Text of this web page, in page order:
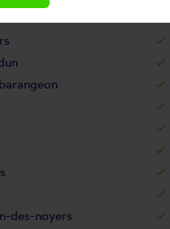
des-noyers